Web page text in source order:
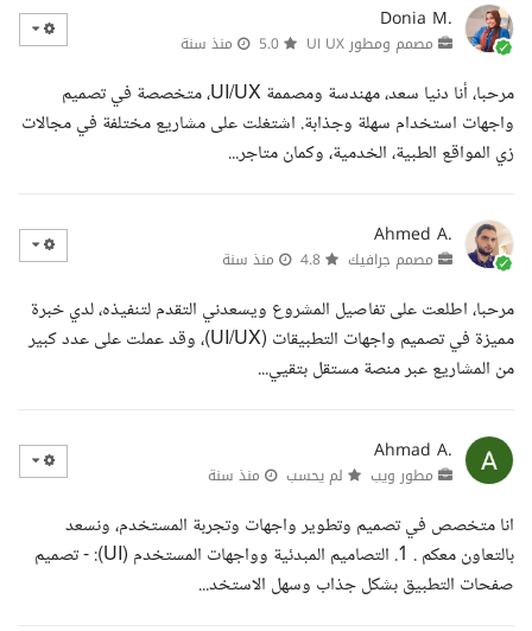
Donia M.
مصمم ومطور UI UX منذ سنة
مرحبا، أنا دنيا سعد، مهندسة ومصممة UI/UX، متخصصة في تصميم
واجهات استخدام سهلة وجذابة. اشتغلت على مشاريع مختلفة في مجالات
زي المواقع الطبية، الخدمية، وكمان متاجر...
Ahmed A.
مصمم جرافيك منذ سنة
مرحبا، اطلعت على تفاصيل المشروع ويسعدني التقدم لتنفيذه، لدي خبرة
مميزة في تصميم واجهات التطبيقات (UI/UX)، وقد عملت على عدد كبير
من المشاريع عبر منصة مستقل بتقيي...
Ahmad A.
مطور ويب لم يحسب منذ سنة
انا متخصص في تصميم وتطوير واجهات وتجربة المستخدم، ونسعد
بالتعاون معكم . 1. التصاميم المبدئية وواجهات المستخدم (UI): - تصميم
صفحات التطبيق بشكل جذاب وسهل الاستخد...